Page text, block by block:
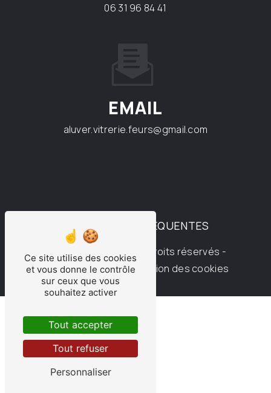
06 31 96 84 41
EMAIL
aluver.vitrerie.feurs@gmail.com
RECHERCHES FRÉQUENTES
© Vistalid
- 2026 - Tous droits réservés -
Mentions légales-Gestion des cookies
Ce site utilise des cookies
et vous donne le contrôle
sur ceux que vous
souhaitez activer
Tout accepter
Tout refuser
Personnaliser